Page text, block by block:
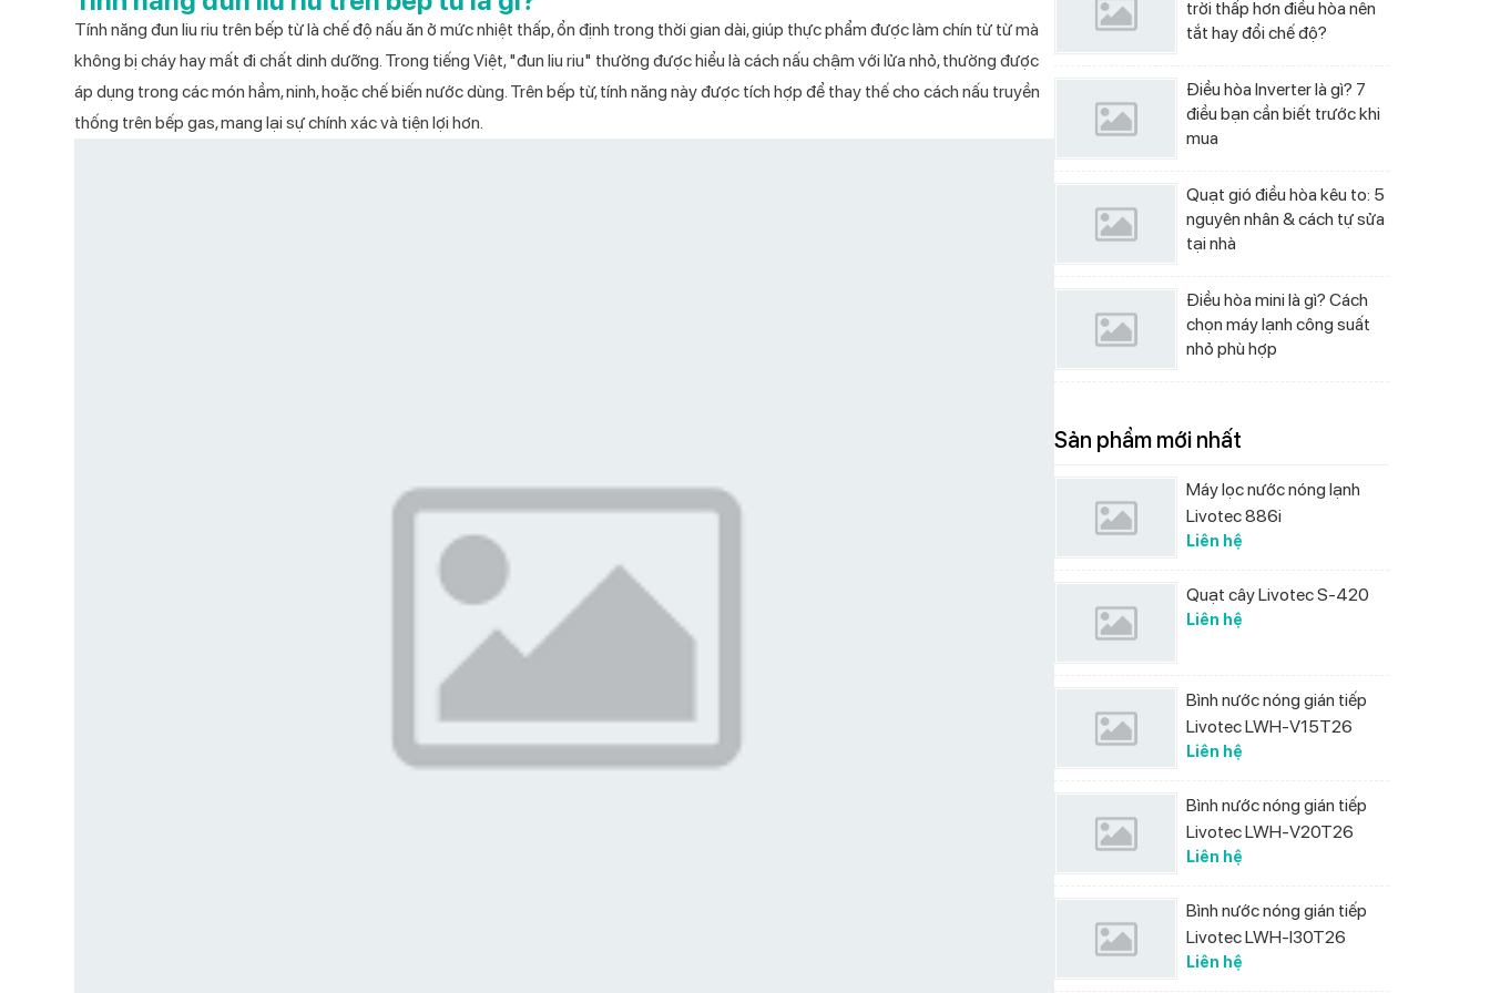
Catalog Bếp từ đơn 2026
Catalog Bộ nồi cao cấp Kochmax
2026
Catalog Máy ép chậm 2026
Tính năng đun liu riu trên bếp từlà chế độ nấu ăn ở mức nhiệt thấp, ổn định trong thời gian dài, giúp thực phẩm được làm chín từ từ mà
không bị cháy hay mất đi chất dinh dưỡng. Trong tiếng Việt, "đun liu riu" thường được hiểu là cách nấu chậm với lửa nhỏ, thường được
áp dụng trong các món hầm, ninh, hoặc chế biến nước dùng. Trên bếp từ, tính năng này được tích hợp để thay thế cho cách nấu truyền
thống trên bếp gas, mang lại sự chính xác và tiện lợi hơn.
trời thấp hơn điều hòa nên
tắt hay đổi chế độ?
Điều hòa Inverter là gì? 7
điều bạn cần biết trước khi
mua
Quạt gió điều hòa kêu to: 5
nguyên nhân & cách tự sửa
tại nhà
Điều hòa mini là gì? Cách
chọn máy lạnh công suất
nhỏ phù hợp
Sản phẩm mới nhất
Máy lọc nước nóng lạnh
Livotec 886i
Liên hệ
Quạt cây Livotec S-420
Liên hệ
Bình nước nóng gián tiếp
Livotec LWH-V15T26
Liên hệ
Bình nước nóng gián tiếp
Livotec LWH-V20T26
Liên hệ
Bình nước nóng gián tiếp
Livotec LWH-I30T26
Liên hệ